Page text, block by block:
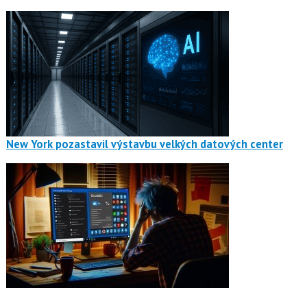
New York pozastavil výstavbu velkých datových center